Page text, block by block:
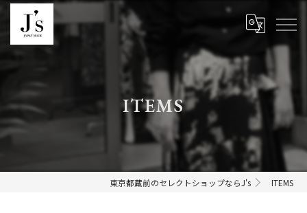
ITEMS
東京都蔵前のセレクトショップならJ's ITEMS